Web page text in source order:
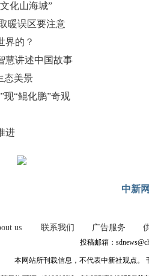
化山海城”
暖误区要注意
界的？
慧讲述中国故事
态美景
现“鲲化鹏”奇观
进
中新
us 联系我们 广告服务
投稿邮箱：
本网站所刊载信息，不代表中新社观点。